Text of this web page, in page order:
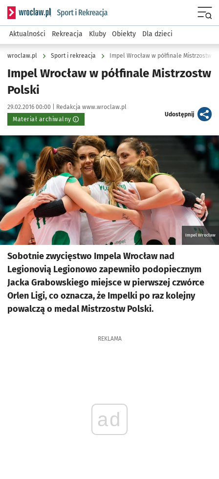
Serwis informacyjny wroclaw.pl podserwis: Sport i rekreacja
Aktualności Rekreacja Kluby Obiekty Dla dzieci
wroclaw.pl Sport i rekreacja Impel Wrocław w półfinale Mistrzostw
Impel Wrocław w półfinale Mistrzostw
Polski
Data publikacji:
29.02.2016 00:00 | Autor:
Redakcja www.wroclaw.pl
Materiał archiwalny
Udostępnijartykuł
Kliknij, aby powiększyć
Impel Wrocław
Sobotnie zwycięstwo Impela Wrocław nad
Legionovią Legionowo zapewniło podopiecznym
Jacka Grabowskiego miejsce w pierwszej czwórce
Orlen Ligi, co oznacza, że Impelki po raz kolejny
powalczą o medal Mistrzostw Polski.
REKLAMA
ad